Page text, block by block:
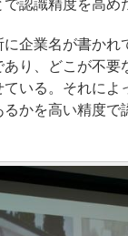
認識精度を高め
企業名が書かれ
り、どこが不要
いる。それによ
かを高い精度で